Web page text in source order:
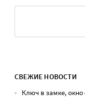
СВЕЖИЕ НОВОСТИ
Ключ в замке, окно